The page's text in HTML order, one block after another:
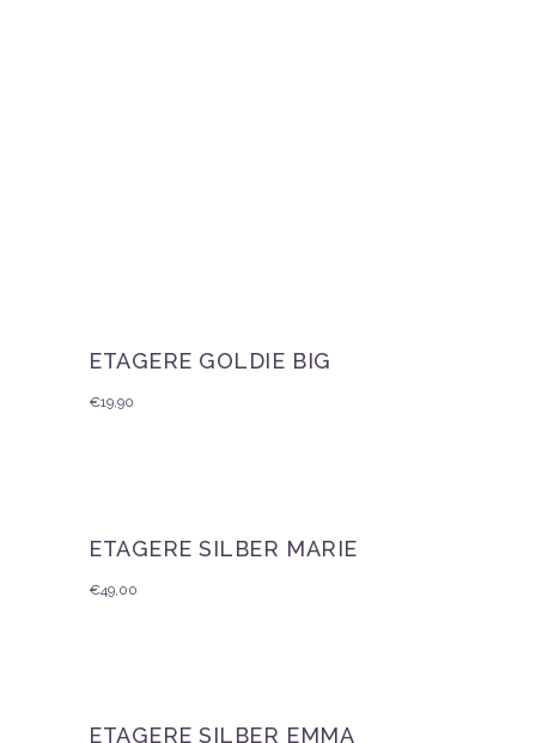
ETAGERE GOLDIE BIG
€19,90
ETAGERE SILBER MARIE
€49,00
ETAGERE SILBER EMMA